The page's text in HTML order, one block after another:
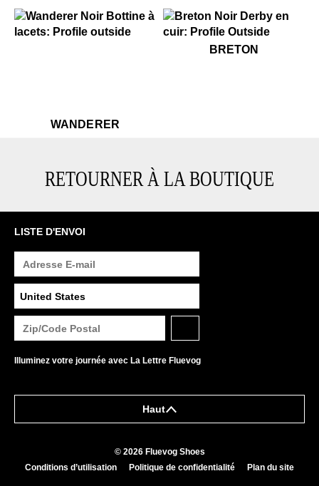
WANDERER
BRETON
RETOURNER À LA BOUTIQUE
LISTE D'ENVOI
Illuminez votre journée avec La Lettre Fluevog
Haut
© 2026 Fluevog Shoes
Conditions d’utilisation
Politique de confidentialité Plan du site